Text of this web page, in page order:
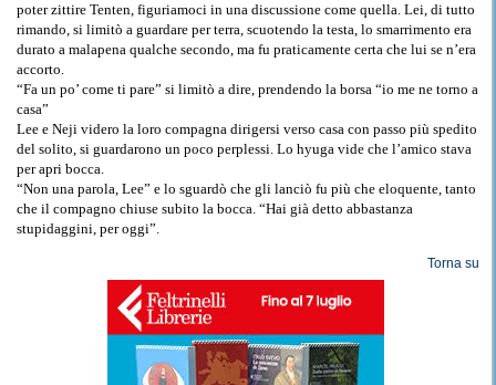
poter zittire Tenten, figuriamoci in una discussione come quella. Lei, di tutto
rimando, si limitò a guardare per terra, scuotendo la testa, lo smarrimento era
durato a malapena qualche secondo, ma fu praticamente certa che lui se n’era
accorto.
“Fa un po’ come ti pare” si limitò a dire, prendendo la borsa “io me ne torno a
casa”
Lee e Neji videro la loro compagna dirigersi verso casa con passo più spedito
del solito, si guardarono un poco perplessi. Lo hyuga vide che l’amico stava
per apri bocca.
“Non una parola, Lee” e lo sguardò che gli lanciò fu più che eloquente, tanto
che il compagno chiuse subito la bocca. “Hai già detto abbastanza
stupidaggini, per oggi”.
Torna su